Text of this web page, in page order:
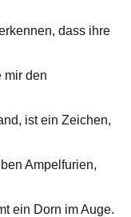
dass ihre
mir den
ist ein Zeichen,
Ampelfurien,
ein Dorn im Auge.